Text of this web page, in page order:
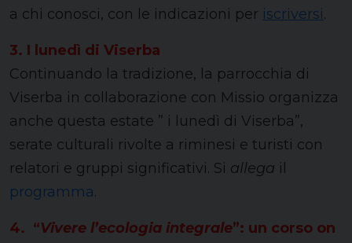
a chi conosci, con le indicazioni per iscriversi.
3. I lunedì di Viserba
Continuando la tradizione, la parrocchia di
Viserba in collaborazione con Missio organizza
anche questa estate ” i lunedì di Viserba”,
serate culturali rivolte a riminesi e turisti con
relatori e gruppi significativi. Si allega il
programma.
4. “Vivere l’ecologia integrale”: un corso on